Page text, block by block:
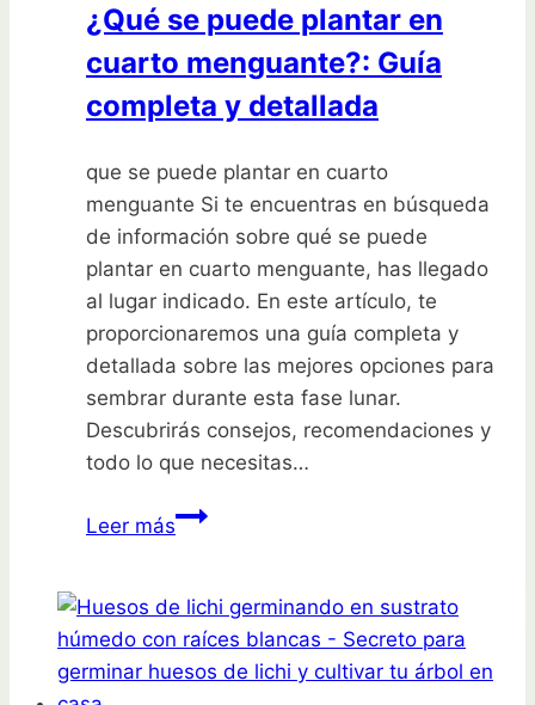
¿Qué se puede plantar en
cuarto menguante?: Guía
completa y detallada
que se puede plantar en cuarto
menguante Si te encuentras en búsqueda
de información sobre qué se puede
plantar en cuarto menguante, has llegado
al lugar indicado. En este artículo, te
proporcionaremos una guía completa y
detallada sobre las mejores opciones para
sembrar durante esta fase lunar.
Descubrirás consejos, recomendaciones y
todo lo que necesitas…
Leer más¿Qué
plantar
en
cuarto